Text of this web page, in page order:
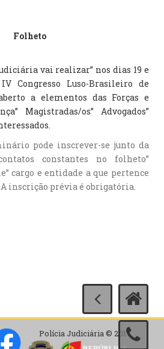
Folheto
vai realizar” nos dias 19 e
Congresso Luso-Brasileiro de
a elementos das Forças e
Magistradas/os” Advogados”
pode inscrever-se junto da
constantes no folheto”
cargo e entidade a que pertence
A inscrição prévia é obrigatória.
Polícia Judiciária © 2017